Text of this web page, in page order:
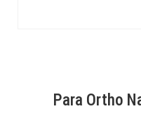
Para Ortho